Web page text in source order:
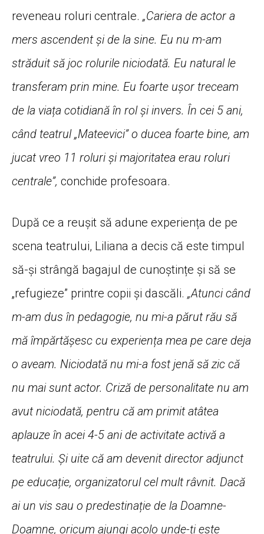
reveneau roluri centrale. „Cariera de actor a
mers ascendent și de la sine. Eu nu m-am
străduit să joc rolurile niciodată. Eu natural le
transferam prin mine. Eu foarte ușor treceam
de la viața cotidiană în rol și invers. În cei 5 ani,
când teatrul „Mateevici” o ducea foarte bine, am
jucat vreo 11 roluri și majoritatea erau roluri
centrale”, conchide profesoara.
După ce a reușit să adune experiența de pe
scena teatrului, Liliana a decis că este timpul
să-și strângă bagajul de cunoștințe și să se
„refugieze” printre copii și dascăli. „Atunci când
m-am dus în pedagogie, nu mi-a părut rău să
mă împărtășesc cu experiența mea pe care deja
o aveam. Niciodată nu mi-a fost jenă să zic că
nu mai sunt actor. Criză de personalitate nu am
avut niciodată, pentru că am primit atâtea
aplauze în acei 4-5 ani de activitate activă a
teatrului. Și uite că am devenit director adjunct
pe educație, organizatorul cel mult râvnit. Dacă
ai un vis sau o predestinație de la Doamne-
Doamne, oricum ajungi acolo unde-ți este